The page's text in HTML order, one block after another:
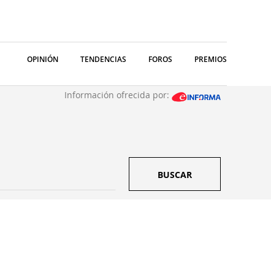
OPINIÓN TENDENCIAS FOROS PREMIOS
Información ofrecida por:
BUSCAR